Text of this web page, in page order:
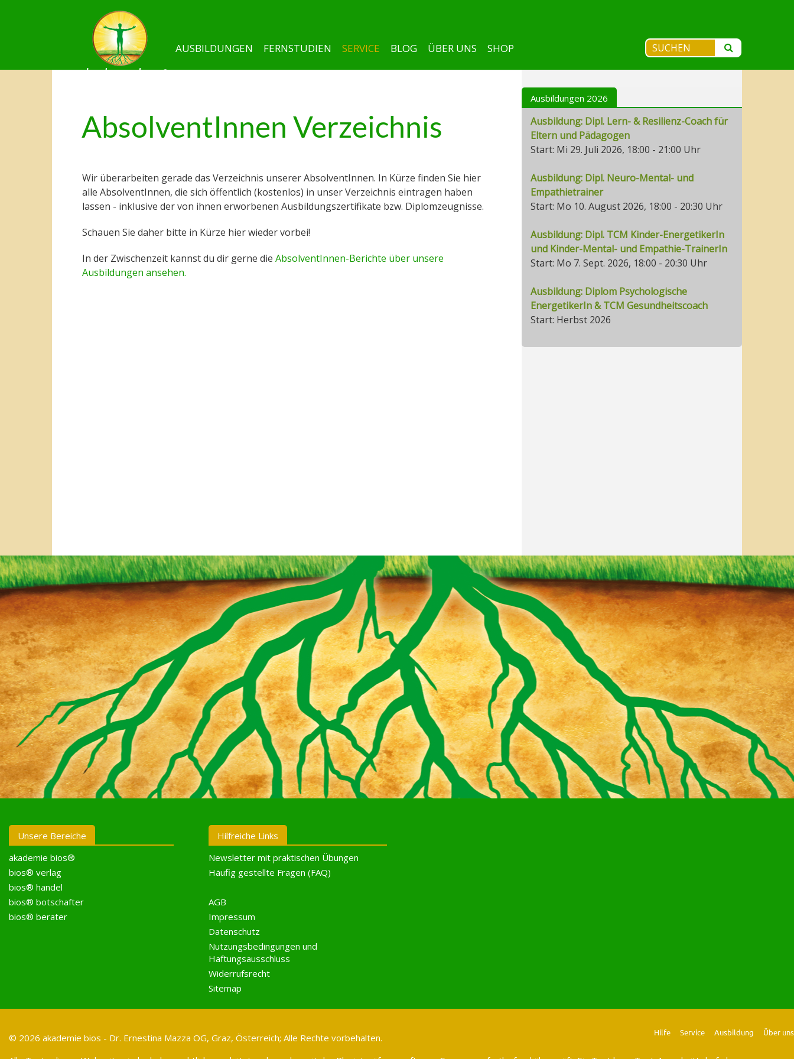
AUSBILDUNGEN FERNSTUDIEN SERVICE BLOG ÜBER UNS SHOP
AbsolventInnen Verzeichnis
Wir überarbeiten gerade das Verzeichnis unserer AbsolventInnen. In Kürze finden Sie hier
alle AbsolventInnen, die sich öffentlich (kostenlos) in unser Verzeichnis eintragen haben
lassen - inklusive der von ihnen erworbenen Ausbildungszertifikate bzw. Diplomzeugnisse.
Schauen Sie daher bitte in Kürze hier wieder vorbei!
In der Zwischenzeit kannst du dir gerne die AbsolventInnen-Berichte über unsere
Ausbildungen ansehen.
Ausbildungen 2026
Ausbildung: Dipl. Lern- & Resilienz-Coach für
Eltern und Pädagogen
Start: Mi 29. Juli 2026, 18:00 - 21:00 Uhr
Ausbildung: Dipl. Neuro-Mental- und
Empathietrainer
Start: Mo 10. August 2026, 18:00 - 20:30 Uhr
Ausbildung: Dipl. TCM Kinder-EnergetikerIn
und Kinder-Mental- und Empathie-TrainerIn
Start: Mo 7. Sept. 2026, 18:00 - 20:30 Uhr
Ausbildung: Diplom Psychologische
EnergetikerIn & TCM Gesundheitscoach
Start: Herbst 2026
Unsere Bereiche
akademie bios®
bios® verlag
bios® handel
bios® botschafter
bios® berater
Hilfreiche Links
Newsletter mit praktischen Übungen
Häufig gestellte Fragen (FAQ)
AGB
Impressum
Datenschutz
Nutzungsbedingungen und
Haftungsausschluss
Widerrufsrecht
Sitemap
© 2026 akademie bios - Dr. Ernestina Mazza OG, Graz, Österreich; Alle Rechte vorbehalten.
Hilfe Service Ausbildung Über uns